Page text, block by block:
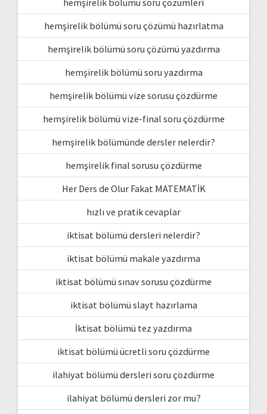
hemşirelik bölümü soru çözümü hazırlatma
hemşirelik bölümü soru çözümü yazdırma
hemşirelik bölümü soru yazdırma
hemşirelik bölümü vize sorusu çözdürme
hemşirelik bölümü vize-final soru çözdürme
hemşirelik bölümünde dersler nelerdir?
hemşirelik final sorusu çözdürme
Her Ders de Olur Fakat MATEMATİK
hızlı ve pratik cevaplar
iktisat bölümü dersleri nelerdir?
iktisat bölümü makale yazdırma
iktisat bölümü sınav sorusu çözdürme
iktisat bölümü slayt hazırlama
İktisat bölümü tez yazdırma
iktisat bölümü ücretli soru çözdürme
ilahiyat bölümü dersleri soru çözdürme
ilahiyat bölümü dersleri zor mu?